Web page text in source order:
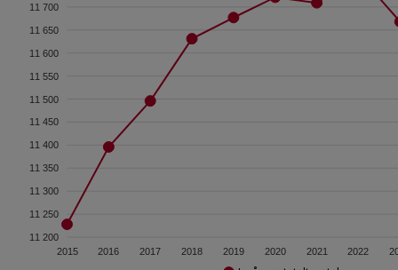
2015 2016 2017 2018 2019 2020 2021 2022
11 200
11 250
11 300
11 350
11 400
11 450
11 500
11 550
11 600
11 650
11 700